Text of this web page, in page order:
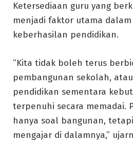
Ketersediaan guru yang
menjadi faktor utama
keberhasilan pendidikan.
“Kita tidak boleh terus
pembangunan sekolah,
pendidikan sementara
terpenuhi secara memadai.
hanya soal bangunan,
mengajar di dalamnya,”